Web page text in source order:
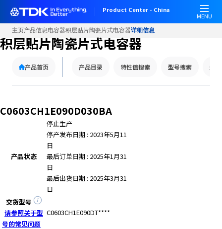
Product Center - China
MENU
主页产品信息电容器积层贴片陶瓷片式电容器详细信息
积层贴片陶瓷片式电容器
产品首页 产品目录 特性值搜索 型号搜索 型
C0603CH1E090D030BA
产品状态
停止生产
停产发布日期 : 2023年5月11
日
最后订单日期 : 2025年1月31
日
最后出货日期 : 2025年3月31
日
交货型号
请参照关于型
号的常见问题
C0603CH1E090DT****